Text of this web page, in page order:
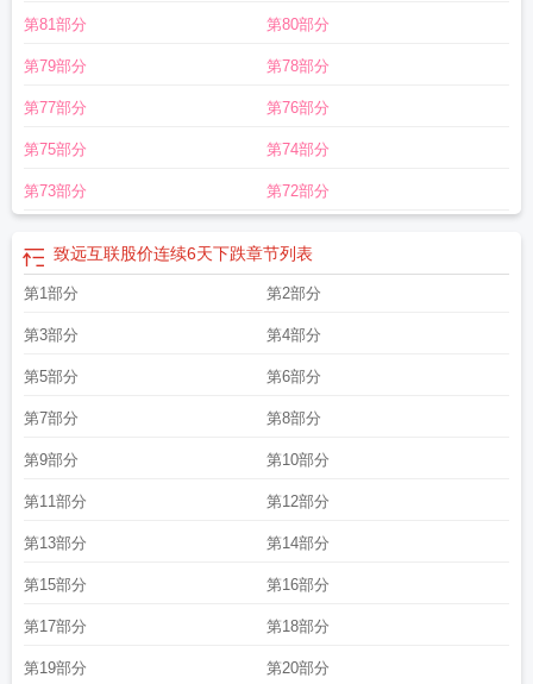
远新能股东人数为10048户
致远大厦售楼处电话致远科技
月9日快速回调
致远老师个人简介
跌幅达5%
致远互联股东会通过多项议案
资金净买入
致远oa 致远塔
学院举行毕业生座谈会
致远学校原创舞蹈亮相致远互联亮相数字中国建设峰
会致远互联研发费用率20%-25%致远互联涨2.02%致远新能股东户数0.99万
户致远新能6月12日快速反弹致远机器人致远互联股价连续3天下跌
发布2025业绩预告致远互联入选edcc成员单位致远新能氢能政策催化股价涨
停致远互联 致远互联3月31日主力资金净卖出
增电池技术概念
致远互联软件有限公司
远学院致远新能3月13日主力资金净买入致远新能2250万股解除质押
力资金净买
致远新能1月6日主力资金净卖出
什么致远新能3月末股东人数公布 致远中药的功效
云发布ai方案
致远新能盘中上涨3.82%
远绿能取得风电测试装置专利
致远中学举行初三毕业典礼
互联中标重庆太极项目
致远新能6月17日快速回调
学教育是正规机构吗
致远新能7月20日主力资金净卖出
联3月2日主力资金净买入
致远电子申请双面焊接专利
第81部分 第80部分
第79部分 第78部分
第77部分 第76部分
第75部分 第74部分
第73部分 第72部分
致远互联股价连续6天下跌章节列表
第1部分 第2部分
第3部分 第4部分
第5部分 第6部分
第7部分 第8部分
第9部分 第10部分
第11部分 第12部分
第13部分 第14部分
第15部分 第16部分
第17部分 第18部分
第19部分 第20部分